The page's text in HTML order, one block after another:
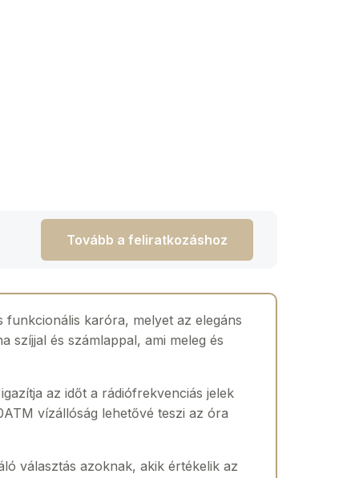
Tovább a feliratkozáshoz
funkcionális karóra, melyet az elegáns
szíjjal és számlappal, ami meleg és
az időt a rádiófrekvenciás jelek
vízállóság lehetővé teszi az óra
választás azoknak, akik értékelik az